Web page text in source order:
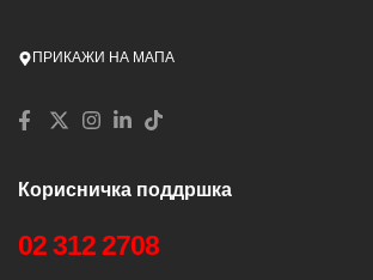
ПРИКАЖИ НА МАПА
Корисничка поддршка
02 312 2708